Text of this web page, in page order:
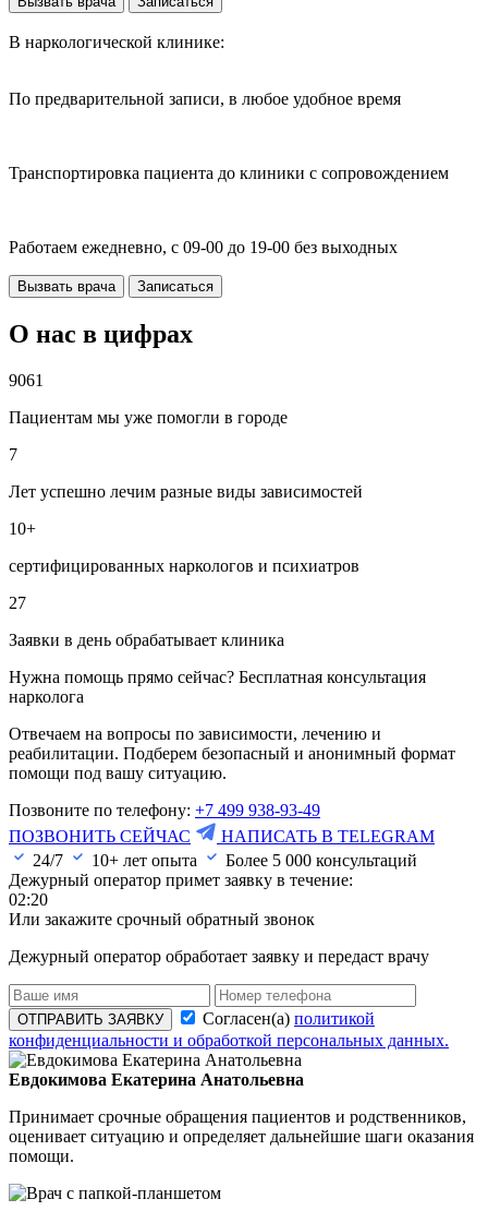
В наркологической клинике:
По предварительной записи, в любое удобное время
Транспортировка пациента до клиники с сопровождением
Работаем ежедневно, с 09-00 до 19-00 без выходных
Вызвать врача Записаться
О нас в цифрах
9061
Пациентам мы уже помогли в городе
7
Лет успешно лечим разные виды зависимостей
10+
сертифицированных наркологов и психиатров
27
Заявки в день обрабатывает клиника
Нужна помощь прямо сейчас? Бесплатная консультация
нарколога
Отвечаем на вопросы по зависимости, лечению и
реабилитации. Подберем безопасный и анонимный формат
помощи под вашу ситуацию.
Позвоните по телефону: +7 499 938-93-49
ПОЗВОНИТЬ СЕЙЧАС
НАПИСАТЬ В TELEGRAM
24/7
10+ лет опыта Более 5 000 консультаций
Дежурный оператор примет заявку в течение:
02:20
Или закажите срочный обратный звонок
Дежурный оператор обработает заявку и передаст врачу
ОТПРАВИТЬ ЗАЯВКУ Согласен(а) политикой
конфиденциальности и обработкой персональных данных.
Евдокимова Екатерина Анатольевна
Принимает срочные обращения пациентов и родственников,
оценивает ситуацию и определяет дальнейшие шаги оказания
помощи.